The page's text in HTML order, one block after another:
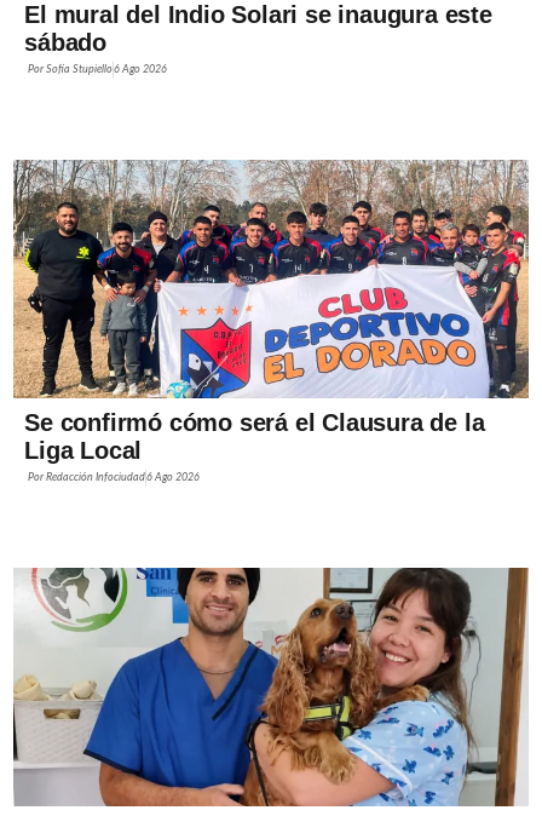
El mural del Indio Solari se inaugura este
sábado
PorSofía Stupiello6 Ago 2026
Se confirmó cómo será el Clausura de la
Liga Local
PorRedacción Infociudad6 Ago 2026